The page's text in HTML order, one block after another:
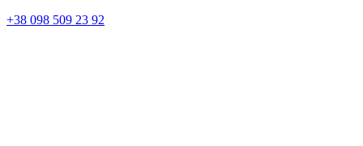
+38 098 509 23 92